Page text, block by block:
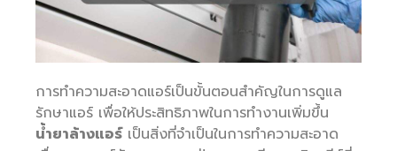
การทำความสะอาดแอร์เป็นขั้นตอนสำคัญในการดูแล
รักษาแอร์ เพื่อให้ประสิทธิภาพในการทำงานเพิ่มขึ้น
น้ำยาล้างแอร์เป็นสิ่งที่จำเป็นในการทำความสะอาด